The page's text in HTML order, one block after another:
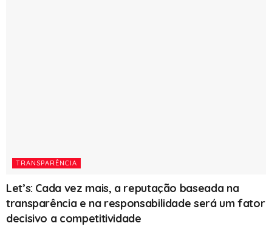
TRANSPARÊNCIA
Let’s: Cada vez mais, a reputação baseada na
transparência e na responsabilidade será um fator
decisivo a competitividade